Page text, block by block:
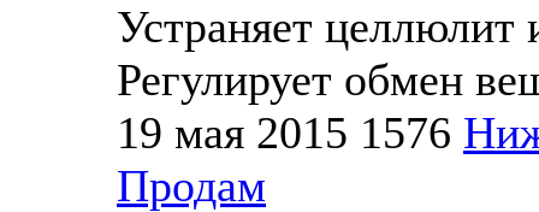
Устраняет целлюлит
Регулирует обмен
19 мая 2015 1576
Продам